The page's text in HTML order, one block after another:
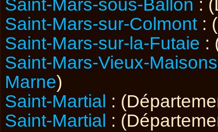
Saint-Mars-sous-Ballon :
Saint-Mars-sur-Colmont :
Saint-Mars-sur-la-Futaie :
Saint-Mars-Vieux-Maisons
Marne)
Saint-Martial :
Saint-Martial :